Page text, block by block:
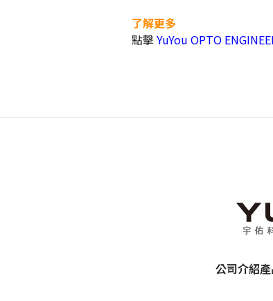
了解更多
點擊YuYou OPTO
公司介紹